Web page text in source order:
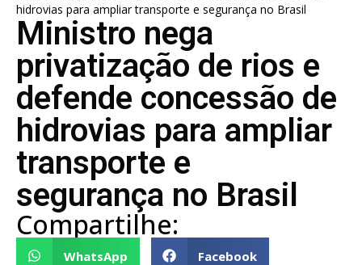
hidrovias para ampliar transporte e segurança no Brasil
Ministro nega
privatização de rios e
defende concessão de
hidrovias para ampliar
transporte e
segurança no Brasil
Compartilhe:
WhatsApp Facebook